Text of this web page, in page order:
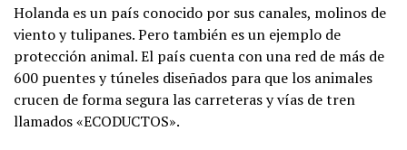
Holanda es un país conocido por sus canales, molinos de
viento y tulipanes. Pero también es un ejemplo de
protección animal. El país cuenta con una red de más de
600 puentes y túneles diseñados para que los animales
crucen de forma segura las carreteras y vías de tren
llamados «ECODUCTOS».